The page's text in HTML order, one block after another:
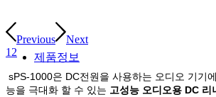
제품정보
Previous
Next
1 2
sPS-1000은 DC전원을 사용하는 오디오 기기
능을 극대화 할 수 있는 고성능 오디오용 DC 리